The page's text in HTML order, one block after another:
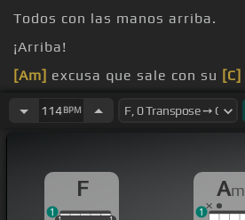
Todos con las manos arriba.
¡Arriba!
[Am] excusa que sale con su [C]
matar la[G] tusa
114BPM
F
1
Am
1